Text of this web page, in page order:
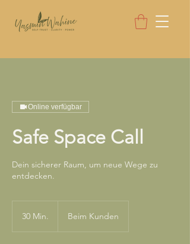
Online verfügbar
Safe Space Call
Dein sicherer Raum, um neue Wege zu
entdecken.
30 Min. Beim Kunden